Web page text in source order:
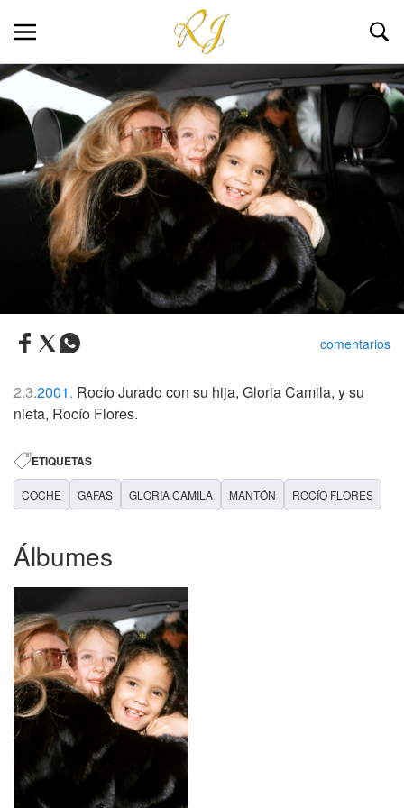
comentarios
2.3.2001. Rocío Jurado con su hija, Gloria Camila, y su
nieta, Rocío Flores.
ETIQUETAS
COCHE GAFAS GLORIA CAMILA MANTÓN ROCÍO FLORES
Álbumes